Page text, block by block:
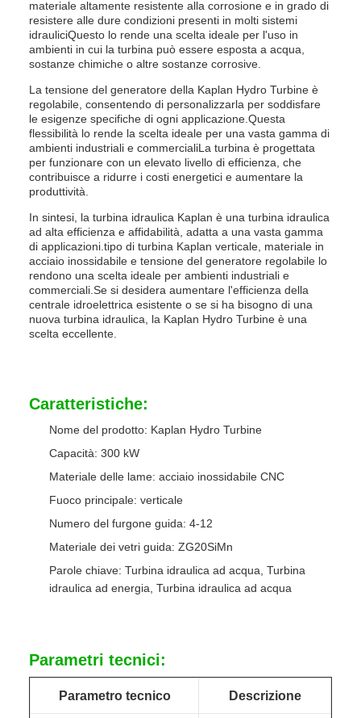
materiale altamente resistente alla corrosione e in grado di
resistere alle dure condizioni presenti in molti sistemi
idrauliciQuesto lo rende una scelta ideale per l'uso in
ambienti in cui la turbina può essere esposta a acqua,
sostanze chimiche o altre sostanze corrosive.
La tensione del generatore della Kaplan Hydro Turbine è
regolabile, consentendo di personalizzarla per soddisfare
le esigenze specifiche di ogni applicazione.Questa
flessibilità lo rende la scelta ideale per una vasta gamma di
ambienti industriali e commercialiLa turbina è progettata
per funzionare con un elevato livello di efficienza, che
contribuisce a ridurre i costi energetici e aumentare la
produttività.
In sintesi, la turbina idraulica Kaplan è una turbina idraulica
ad alta efficienza e affidabilità, adatta a una vasta gamma
di applicazioni.tipo di turbina Kaplan verticale, materiale in
acciaio inossidabile e tensione del generatore regolabile lo
rendono una scelta ideale per ambienti industriali e
commerciali.Se si desidera aumentare l'efficienza della
centrale idroelettrica esistente o se si ha bisogno di una
nuova turbina idraulica, la Kaplan Hydro Turbine è una
scelta eccellente.
Caratteristiche:
Nome del prodotto: Kaplan Hydro Turbine
Capacità: 300 kW
Materiale delle lame: acciaio inossidabile CNC
Fuoco principale: verticale
Numero del furgone guida: 4-12
Materiale dei vetri guida: ZG20SiMn
Parole chiave: Turbina idraulica ad acqua, Turbina
idraulica ad energia, Turbina idraulica ad acqua
Parametri tecnici:
Parametro tecnico Descrizione